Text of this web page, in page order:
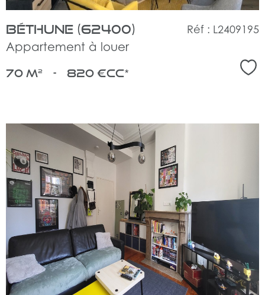
Béthune (62400)
Appartement à louer
Réf : L2409195
70 m² - 820 €CC*
voir
le
bien